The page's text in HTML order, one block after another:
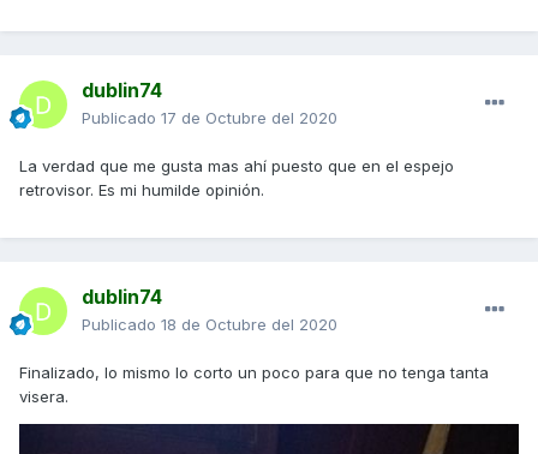
dublin74
Publicado 17 de Octubre del 2020
La verdad que me gusta mas ahí puesto que en el espejo
retrovisor. Es mi humilde opinión.
dublin74
Publicado 18 de Octubre del 2020
Finalizado, lo mismo lo corto un poco para que no tenga tanta
visera.